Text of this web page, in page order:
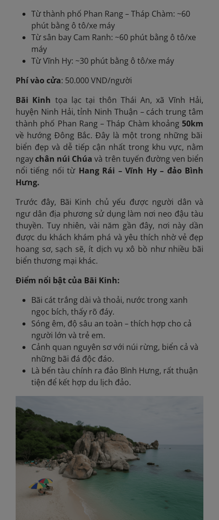
Từ thành phố Phan Rang – Tháp Chàm: ~60
phút bằng ô tô/xe máy
Từ sân bay Cam Ranh: ~60 phút bằng ô tô/xe
máy
Từ Vĩnh Hy: ~30 phút bằng ô tô/xe máy
Phí vào cửa: 50.000 VND/người
Bãi Kinh tọa lạc tại thôn Thái An, xã Vĩnh Hải,
huyện Ninh Hải, tỉnh Ninh Thuận – cách trung tâm
thành phố Phan Rang – Tháp Chàm khoảng 50km
về hướng Đông Bắc. Đây là một trong những bãi
biển đẹp và dễ tiếp cận nhất trong khu vực, nằm
ngaychân núi Chúa và trên tuyến đường ven biển
nổi tiếng nối từ Hang Rái – Vĩnh Hy – đảo Bình
Hưng.
Trước đây, Bãi Kinh chủ yếu được người dân và
ngư dân địa phương sử dụng làm nơi neo đậu tàu
thuyền. Tuy nhiên, vài năm gần đây, nơi này dần
được du khách khám phá và yêu thích nhờ vẻ đẹp
hoang sơ, sạch sẽ, ít dịch vụ xô bồ như nhiều bãi
biển thương mại khác.
Điểm nổi bật của Bãi Kinh:
Bãi cát trắng dài và thoải, nước trong xanh
ngọc bích, thấy rõ đáy.
Sóng êm, độ sâu an toàn – thích hợp cho cả
người lớn và trẻ em.
Cảnh quan nguyên sơ với núi rừng, biển cả và
những bãi đá độc đáo.
Là bến tàu chính ra đảo Bình Hưng, rất thuận
tiện để kết hợp du lịch đảo.